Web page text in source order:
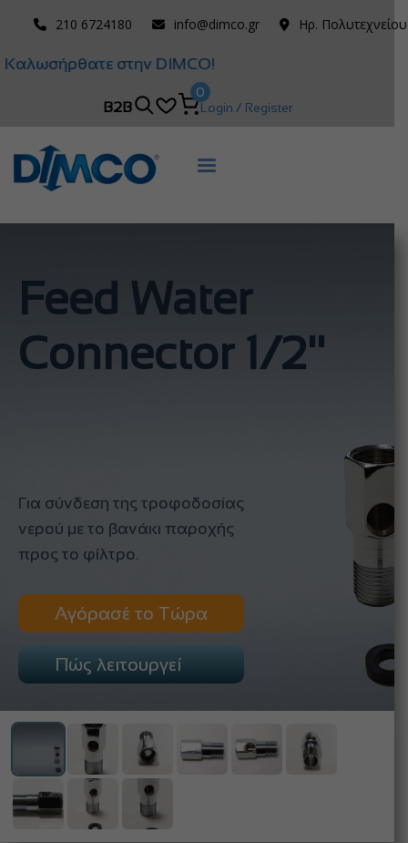
210 6724180 info@dimco.gr Ηρ.
Καλωσήρθατε στην DIMCO!
B2B
0
Login / Register
Feed Water
Connector 1/2''
Για σύνδεση της τροφοδοσίας
νερού με το βανάκι παροχής
προς το φίλτρο.
Αγόρασέ το Τώρα
Πώς λειτουργεί